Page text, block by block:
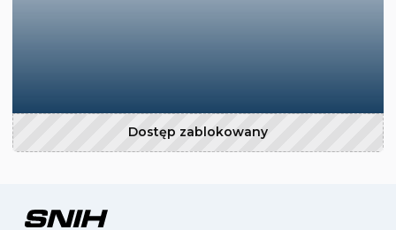
Dostęp zablokowany